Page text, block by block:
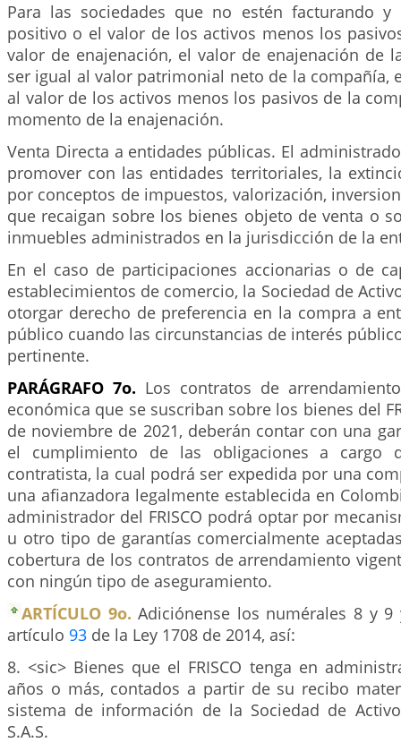
Para las sociedades que no estén facturando y
positivo o el valor de los activos menos los
valor de enajenación, el valor de enajenación de
ser igual al valor patrimonial neto de la compañía,
al valor de los activos menos los pasivos de la
momento de la enajenación.
Venta Directa a entidades públicas. El
promover con las entidades territoriales, la
por conceptos de impuestos, valorización,
que recaigan sobre los bienes objeto de venta o
inmuebles administrados en la jurisdicción de la
En el caso de participaciones accionarias o de
establecimientos de comercio, la Sociedad de
otorgar derecho de preferencia en la compra a
público cuando las circunstancias de interés
pertinente.
PARÁGRAFO 7o. Los contratos de
económica que se suscriban sobre los bienes del
de noviembre de 2021, deberán contar con una
el cumplimiento de las obligaciones a cargo
contratista, la cual podrá ser expedida por una
una afianzadora legalmente establecida en
administrador del FRISCO podrá optar por
u otro tipo de garantías comercialmente
cobertura de los contratos de arrendamiento
con ningún tipo de aseguramiento.
ARTÍCULO 9o. Adiciónense los numérales 8 y
artículo 93 de la Ley 1708 de 2014, así:
8. <sic> Bienes que el FRISCO tenga en
años o más, contados a partir de su recibo
sistema de información de la Sociedad de
S.A.S.